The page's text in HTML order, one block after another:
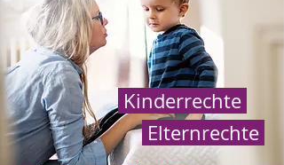
Kinderrechte
Elternrechte